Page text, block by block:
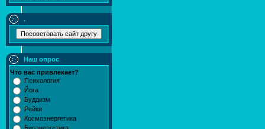
.
Наш опрос
Что вас привлекает?
Психология
Йога
Буддизм
Рейки
Космоэнергетика